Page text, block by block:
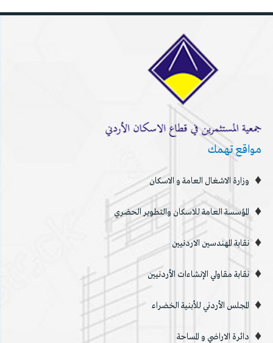
مواقع تهمك
وزارة الاشغال العامة و الاسكان
المؤسسة العامة للاسكان والتطوير الحضري
نقابة المهندسين الاردنيين
نقابة مقاولي الإنشاءات الأردنيين
المجلس الأردني للأبنية الخضراء
دائرة الاراضي و المساحة